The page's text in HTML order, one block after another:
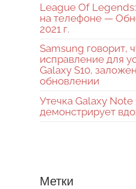
League Of
на телефоне —
2021 г.
Samsung говорит,
исправление для
Galaxy S10,
обновлении
Утечка Galaxy Note
демонстрирует
Метки